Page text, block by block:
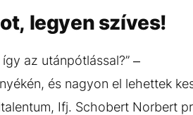
legyen szíves!
az utánpótlással?” –
és nagyon el lehettek
Ifj. Schobert Norbert